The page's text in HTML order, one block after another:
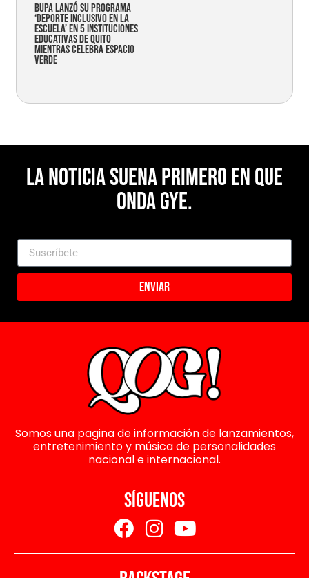
Bupa lanzó su programa
‘Deporte Inclusivo en la
Escuela’ en 5 instituciones
educativas de Quito
mientras celebra espacio
verde
La noticia suena primero en Que
Onda Gye.
Enviar
Somos una pagina de información de lanzamientos,
entretenimiento y música de personalidades
nacional e internacional.
SÍGUENOS